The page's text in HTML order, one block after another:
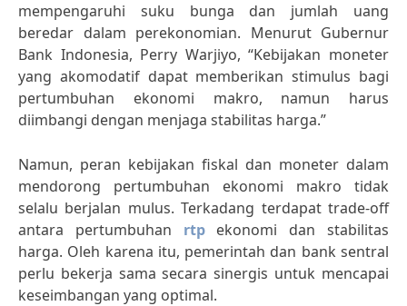
mempengaruhi suku bunga dan jumlah uang
beredar dalam perekonomian. Menurut Gubernur
Bank Indonesia, Perry Warjiyo, “Kebijakan moneter
yang akomodatif dapat memberikan stimulus bagi
pertumbuhan ekonomi makro, namun harus
diimbangi dengan menjaga stabilitas harga.”
Namun, peran kebijakan fiskal dan moneter dalam
mendorong pertumbuhan ekonomi makro tidak
selalu berjalan mulus. Terkadang terdapat trade-off
antara pertumbuhan rtpekonomi dan stabilitas
harga. Oleh karena itu, pemerintah dan bank sentral
perlu bekerja sama secara sinergis untuk mencapai
keseimbangan yang optimal.